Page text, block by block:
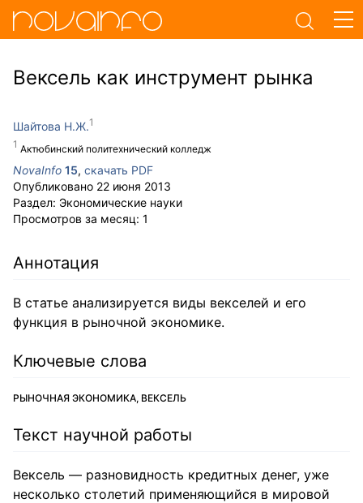
Вексель как инструмент рынка
Шайтова Н.Ж.
Актюбинский политехнический колледж
NovaInfo 15, скачать PDF
Опубликовано 22 июня 2013
Раздел: Экономические науки
Просмотров за месяц: 1
Аннотация
В статье анализируется виды векселей и его
функция в рыночной экономике.
Ключевые слова
РЫНОЧНАЯ ЭКОНОМИКА, ВЕКСЕЛЬ
Текст научной работы
Вексель — разновидность кредитных денег, уже
несколько столетий применяющийся в мировой